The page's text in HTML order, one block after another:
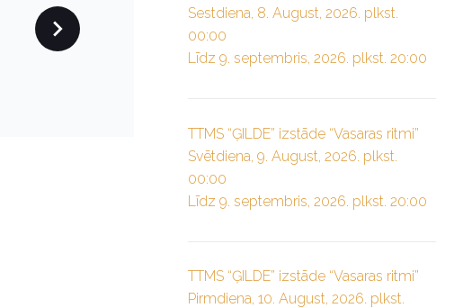
Sestdiena, 8. August, 2026. plkst.
00:00
Līdz 9. septembris, 2026. plkst. 20:00
TTMS “ĢILDE” izstāde “Vasaras ritmi”
Svētdiena, 9. August, 2026. plkst.
00:00
Līdz 9. septembris, 2026. plkst. 20:00
TTMS “ĢILDE” izstāde “Vasaras ritmi”
Pirmdiena, 10. August, 2026. plkst.